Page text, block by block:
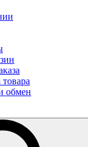
обмен